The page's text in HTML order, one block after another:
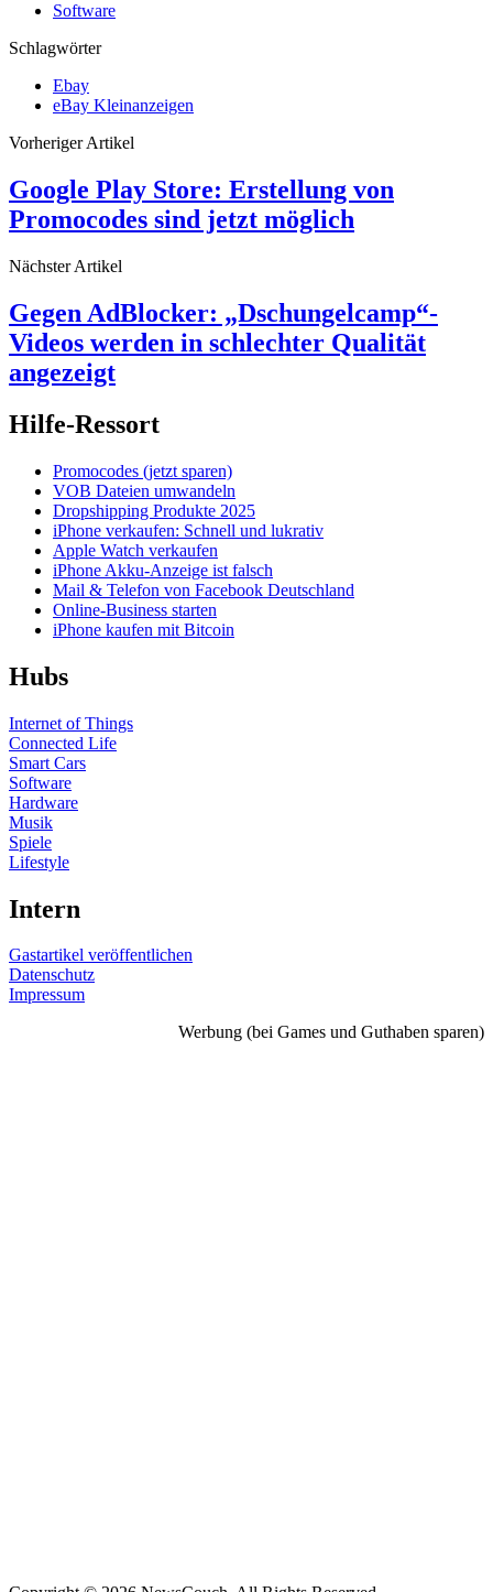
Software
Schlagwörter
Ebay
eBay Kleinanzeigen
Vorheriger Artikel
Google Play Store: Erstellung von
Promocodes sind jetzt möglich
Nächster Artikel
Gegen AdBlocker: „Dschungelcamp“-
Videos werden in schlechter Qualität
angezeigt
Hilfe-Ressort
Promocodes (jetzt sparen)
VOB Dateien umwandeln
Dropshipping Produkte 2025
iPhone verkaufen: Schnell und lukrativ
Apple Watch verkaufen
iPhone Akku-Anzeige ist falsch
Mail & Telefon von Facebook Deutschland
Online-Business starten
iPhone kaufen mit Bitcoin
Hubs
Internet of Things
Connected Life
Smart Cars
Software
Hardware
Musik
Spiele
Lifestyle
Intern
Gastartikel veröffentlichen
Datenschutz
Impressum
Werbung (bei Games und Guthaben sparen)